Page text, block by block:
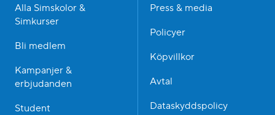
Alla Simskolor &
Simkurser
Bli medlem
Kampanjer &
erbjudanden
Student
Press & media
Policyer
Köpvillkor
Avtal
Dataskyddspolicy